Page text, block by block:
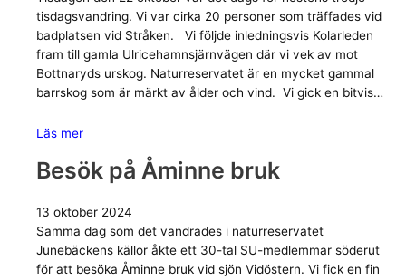
tisdagsvandring. Vi var cirka 20 personer som träffades vid
badplatsen vid Stråken. Vi följde inledningsvis Kolarleden
fram till gamla Ulricehamnsjärnvägen där vi vek av mot
Bottnaryds urskog. Naturreservatet är en mycket gammal
barrskog som är märkt av ålder och vind. Vi gick en bitvis…
Läs mer
Besök på Åminne bruk
13 oktober 2024
Samma dag som det vandrades i naturreservatet
Junebäckens källor åkte ett 30-tal SU-medlemmar söderut
för att besöka Åminne bruk vid sjön Vidöstern. Vi fick en fin